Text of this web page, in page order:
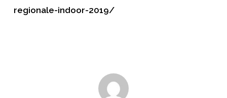
regionale-indoor-2019/